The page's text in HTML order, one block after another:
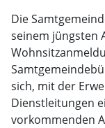
Die
seinem jüngsten
sich, mit der
Dienstleitungen
vorkommenden